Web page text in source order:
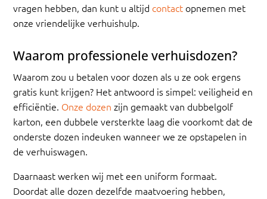
vragen hebben, dan kunt u altijd contact opnemen met
onze vriendelijke verhuishulp.
Waarom professionele verhuisdozen?
Waarom zou u betalen voor dozen als u ze ook ergens
gratis kunt krijgen? Het antwoord is simpel: veiligheid en
efficiëntie. Onze dozen zijn gemaakt van dubbelgolf
karton, een dubbele versterkte laag die voorkomt dat de
onderste dozen indeuken wanneer we ze opstapelen in
de verhuiswagen.
Daarnaast werken wij met een uniform formaat.
Doordat alle dozen dezelfde maatvoering hebben,